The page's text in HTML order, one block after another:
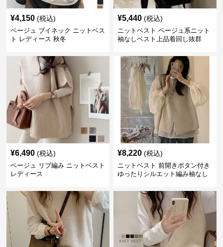
¥4,150 (税込)
ベージュ ブイネック ニットベス
ト レディース 秋冬
¥5,440 (税込)
ニットベスト ベージュ系ニット
袖なしベスト上品着回し抜群
¥6,490 (税込)
ベージュ リブ編み ニットベスト
レディース
¥8,220 (税込)
ニットベスト 前開きボタン付き
ゆったりシルエット編み袖なし